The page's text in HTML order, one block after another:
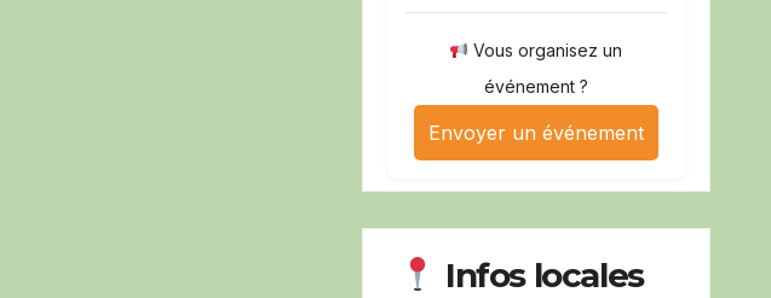
Vous organisez un
événement ?
Envoyer un événement
Infos locales